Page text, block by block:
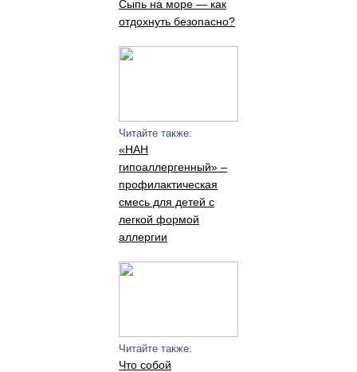
Сыпь на море — как
отдохнуть безопасно?
Читайте также:
«НАН
гипоаллергенный» –
профилактическая
смесь для детей с
легкой формой
аллергии
Читайте также:
Что собой